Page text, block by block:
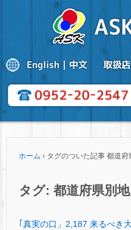
ホーム › タグのついた記事 都道
タグ: 都道府県別
｢真実の口」2,187 来るべき